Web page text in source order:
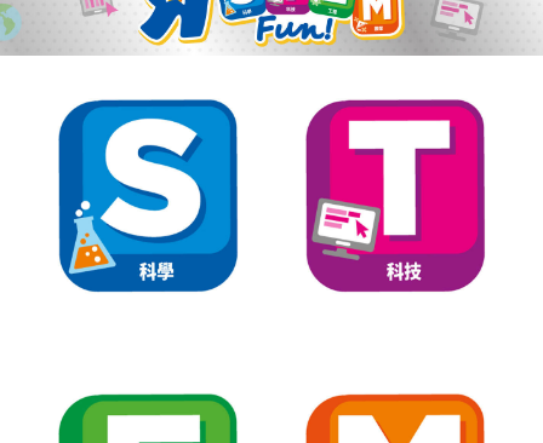
拼砌組合及樂高LEGO
手工藝,文具,蠟筆,泥膠,畫板
娃娃, 芭比,收藏公仔
電子玩具
Spider-Man蜘蛛俠
Play-Doh培樂多
Pokemon寶可夢
playpop
LeapFrog跳跳蛙
5~7歳
12~14歳
14歳以上